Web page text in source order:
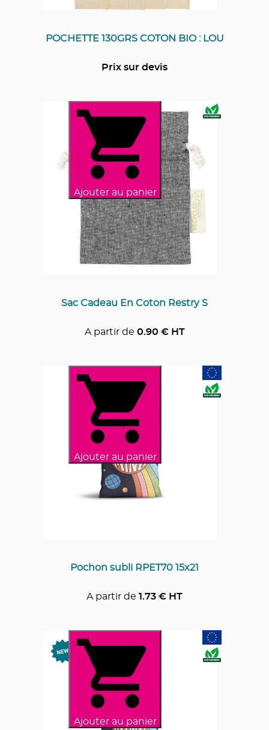
POCHETTE 130GRS COTON BIO : LOU
Prix sur devis
Ajouter au panier
Sac Cadeau En Coton Restry S
A partir de 0.90 € HT
Ajouter au panier
Pochon subli RPET70 15x21
A partir de 1.73 € HT
Ajouter au panier